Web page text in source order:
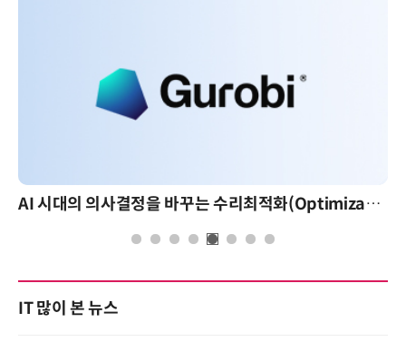
AI 시대의 의사결정을 바꾸는 수리최적화(Optimization): 실제 산업 적용 사례와 활용 전략
IT 많이 본 뉴스